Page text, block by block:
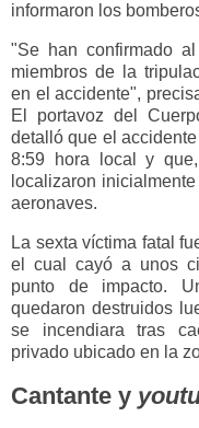
informaron los
"Se han confirmado
miembros de la
en el accidente",
El portavoz del
detalló que el
8:59 hora local y
localizaron
aeronaves.
La sexta víctima fatal
el cual cayó a unos
punto de impacto.
quedaron destruidos
se incendiara tras
privado ubicado en la
Cantante y